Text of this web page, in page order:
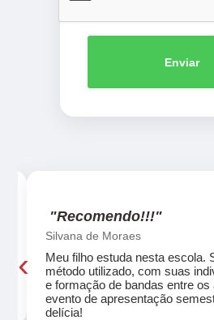
Enviar
"Recomendo!!!"
Silvana de Moraes
Meu filho estuda nesta escola.
método utilizado, com suas
e formação de bandas entre
evento de apresentação
delícia!
‹